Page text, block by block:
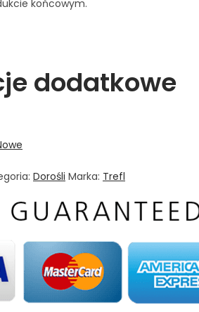
końcowym.
dodatkowe
Dorośli Marka: Trefl